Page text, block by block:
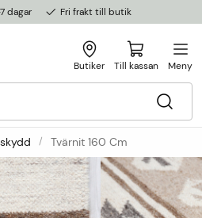
dagar Fri frakt till butik
Butiker Till kassan Meny
Tvärnit 160 Cm